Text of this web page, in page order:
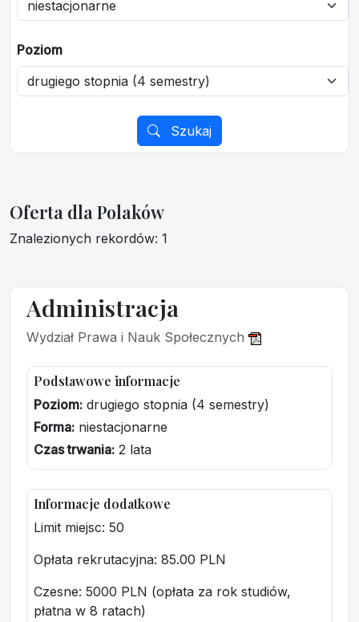
Poziom
Szukaj
Oferta dla Polaków
Znalezionych rekordów: 1
Administracja
Wydział Prawa i Nauk Społecznych
Podstawowe informacje
Poziom: drugiego stopnia (4 semestry)
Forma: niestacjonarne
Czas trwania: 2 lata
Informacje dodatkowe
Limit miejsc: 50
Opłata rekrutacyjna: 85.00 PLN
Czesne: 5000 PLN (opłata za rok studiów,
płatna w 8 ratach)